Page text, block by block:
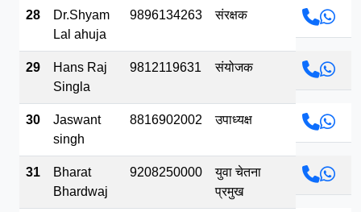
28
Dr.Shyam
Lal ahuja
9896134263 संरक्षक
29
Hans Raj
Singla
9812119631 संयोजक
30
Jaswant
singh
8816902002 उपाध्यक्ष
31
Bharat
Bhardwaj
9208250000
युवा चेतना
प्रमुख